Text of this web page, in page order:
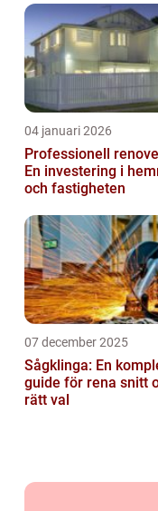
04 januari 2026
Professionell
En investering i
och fastigheten
07 december 2025
Sågklinga: En
guide för rena snitt
rätt val